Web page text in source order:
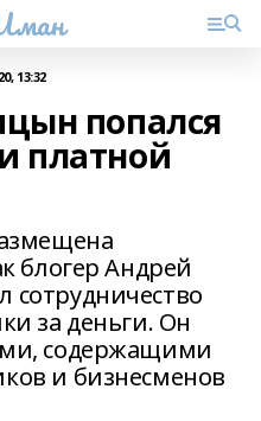
13:32
попался
платной
блогер Андрей
сотрудничество
за деньги. Он
содержащими
и бизнесменов